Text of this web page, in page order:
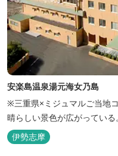
安楽島温泉湯元海女乃島
※三重県×ミジュマルご当地コラボ商品
晴らしい景色が広がっている
伊勢志摩